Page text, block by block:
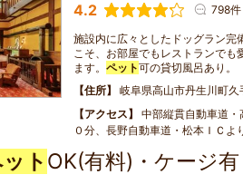
4.2 798件
施設内に広々としたドッグラン完
こそ、お部屋でもレストランでも
ます。 ペット可の貸切風呂あり。
住所
岐阜県高山市丹生川町久
アクセス
中部縦貫自動車道
０分、長野自動車道・松本ＩＣよ
ト OK(有料)・ケージ